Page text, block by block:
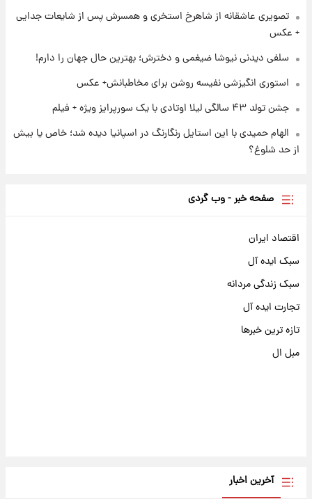
تصویری عاشقانه از شاهرخ استخری و همسرش پس از شایعات جدایی
+ عکس
سلفی دیدنی نیوشا ضیغمی و دخترش؛ بهترین حال جهان را دارم!
استوری انگیزشی نفیسه روشن برای مخاطبانش+ عکس
جشن تولد ۴۳ سالگی لیلا اوتادی با یک سورپرایز ویژه + فیلم
الهام حمیدی با این استایل رنگارنگ در اسپانیا دیده شد؛ خاص یا بیش
از حد شلوغ؟
صفحه خبر - وب گردی
اقتصاد ایران
سبک ایده آل
سبک زندگی مردانه
تجارت ایده آل
تازه ترین خبرها
مبل ال
آخرین اخبار